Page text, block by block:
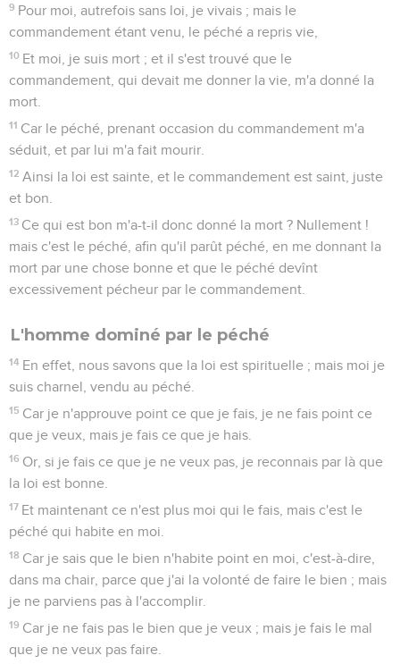
9 Pour moi, autrefois sans loi, je vivais ; mais le
commandement étant venu, le péché a repris vie,
10 Et moi, je suis mort ; et il s'est trouvé que le
commandement, qui devait me donner la vie, m'a donné la
mort.
11 Car le péché, prenant occasion du commandement m'a
séduit, et par lui m'a fait mourir.
12 Ainsi la loi est sainte, et le commandement est saint, juste
et bon.
13 Ce qui est bon m'a-t-il donc donné la mort ? Nullement !
mais c'est le péché, afin qu'il parût péché, en me donnant la
mort par une chose bonne et que le péché devînt
excessivement pécheur par le commandement.
L'homme dominé par le péché
14 En effet, nous savons que la loi est spirituelle ; mais moi je
suis charnel, vendu au péché.
15 Car je n'approuve point ce que je fais, je ne fais point ce
que je veux, mais je fais ce que je hais.
16 Or, si je fais ce que je ne veux pas, je reconnais par là que
la loi est bonne.
17 Et maintenant ce n'est plus moi qui le fais, mais c'est le
péché qui habite en moi.
18 Car je sais que le bien n'habite point en moi, c'est-à-dire,
dans ma chair, parce que j'ai la volonté de faire le bien ; mais
je ne parviens pas à l'accomplir.
19 Car je ne fais pas le bien que je veux ; mais je fais le mal
que je ne veux pas faire.